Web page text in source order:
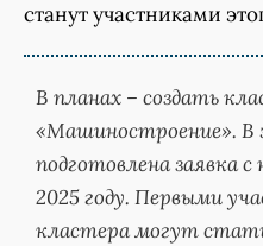
станут участниками
В планах – создать
«Машиностроение». В
подготовлена заявка
2025 году. Первыми
кластера могут